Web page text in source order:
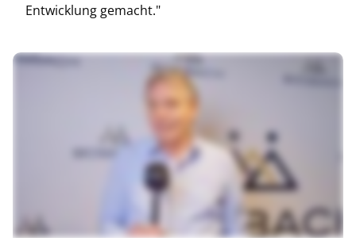
Entwicklung gemacht."